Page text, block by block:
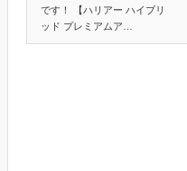
です！ 【ハリアー ハイブリ
ッド プレミアムア…